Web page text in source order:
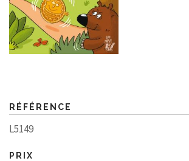
RÉFÉRENCE
L5149
PRIX